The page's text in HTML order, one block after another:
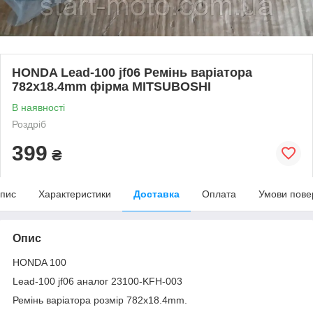
HONDA Lead-100 jf06 Ремінь варіатора
782x18.4mm фірма MITSUBOSHI
В наявності
Роздріб
399 ₴
Характеристики Доставка Оплата Умови
Опис
HONDA 100
Lead-100 jf06 аналог 23100-KFH-003
Ремінь варіатора розмір 782x18.4mm.